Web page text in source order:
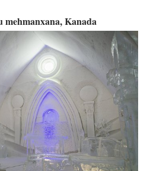
mehmanxana, Kanada